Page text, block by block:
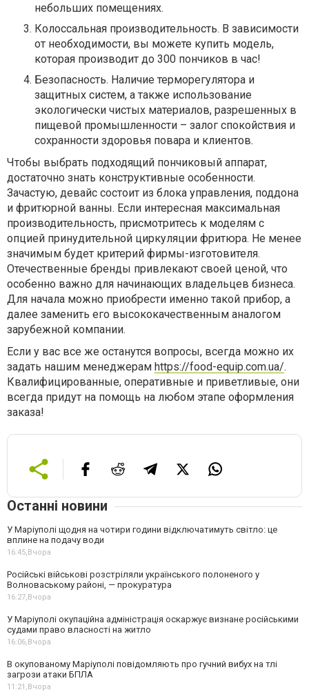
небольших помещениях.
Колоссальная производительность. В зависимости
от необходимости, вы можете купить модель,
которая производит до 300 пончиков в час!
Безопасность. Наличие терморегулятора и
защитных систем, а также использование
экологически чистых материалов, разрешенных в
пищевой промышленности – залог спокойствия и
сохранности здоровья повара и клиентов.
Чтобы выбрать подходящий пончиковый аппарат,
достаточно знать конструктивные особенности.
Зачастую, девайс состоит из блока управления, поддона
и фритюрной ванны. Если интересная максимальная
производительность, присмотритесь к моделям с
опцией принудительной циркуляции фритюра. Не менее
значимым будет критерий фирмы-изготовителя.
Отечественные бренды привлекают своей ценой, что
особенно важно для начинающих владельцев бизнеса.
Для начала можно приобрести именно такой прибор, а
далее заменить его высококачественным аналогом
зарубежной компании.
Если у вас все же останутся вопросы, всегда можно их
задать нашим менеджерам https://food-equip.com.ua/.
Квалифицированные, оперативные и приветливые, они
всегда придут на помощь на любом этапе оформления
заказа!
Останні новини
У Маріуполі щодня на чотири години відключатимуть світло: це
вплине на подачу води
16:45,Вчора
Російські військові розстріляли українського полоненого у
Волноваському районі, — прокуратура
16:27,Вчора
У Маріуполі окупаційна адміністрація оскаржує визнане російськими
судами право власності на житло
16:06,Вчора
В окупованому Маріуполі повідомляють про гучний вибух на тлі
загрози атаки БПЛА
11:21,Вчора